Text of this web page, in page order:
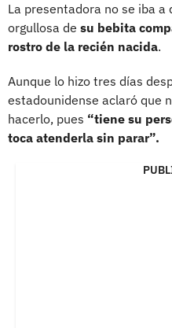
La presentadora no se iba
orgullosa de su bebita
rostro de la recién nacida.
Aunque lo hizo tres días
estadounidense aclaró que
hacerlo, pues “tiene su
toca atenderla sin parar”.